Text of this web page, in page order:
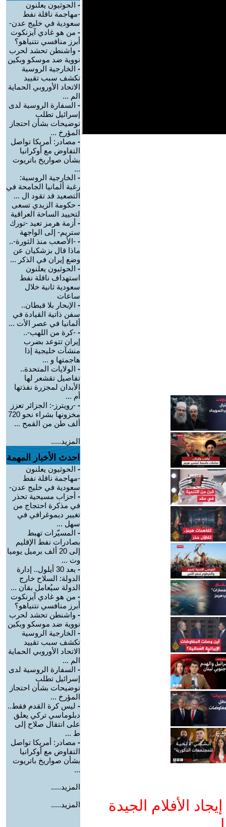
الأفلام الجيدة
- الحوثيون يعلنون
-مهاجمة ناقلة نفط
سعودية في خليج عدن-
- من هو غادي آيزنكوت
أبرز منافسي نتنياهو؟
- واشنطن تحشد لحرب
نووية ضد موسكو وبكين
- الخارجية الروسية
تكشف سبب تقييد
الاتحاد الأوروبي الحماية
الم ...
- السفارة الروسية لدى
إسرائيل تطلب
توضيحات بشأن احتجاز
المؤرخ ...
- مصادر: أمريكا تواصل
التفاوض مع أوكرانيا
بشأن صواريخ باتريوت
...
- الخارجية الروسية:
رغبة ألمانيا الجامحة في
التصعيد قد تقود ال ...
- حكومة الزيدي تسعى
لتحييد الساحة العراقية
- أزمة هرمز تعيد -تورك
ستريم- إلى الواجهة
- -الأصعب منذ الثورة-..
ماذا قال بزشكيان عن
وضع إيران في الذكر ...
- الحوثيون يعلنون
استهداف ناقلة نفط
سعودية ثانية خلال
ساعات
- الإبحار بلا قبطان..
سفن ذاتية القيادة في
ألمانيا في عصر الأت ...
- -كرة من اللهب-..
إيران تتوعد بضرب
منشآت خليجية إذا
هاجمتها و ...
- الولايات المتحدة..
تفاصيل تقشعر لها
الأبدان لمجزرة نفذتها
أم ...
- -رويترز-: الجزائر تعزز
مخزونها بشراء نحو 720
ألف طن من القمح ...
المزيد.....
احدث الأخبار المهمة
- الحوثيون يعلنون
-مهاجمة ناقلة نفط
سعودية في خليج عدن-
- أحزاب مسيحية تحذر
في مذكرة احتجاج من
تغيير ديموغرافي في
سهل ...
- المسيّرات تهبط
بصادرات نفط الإقليم
إلى 20 ألف برميل يوميا
وت ...
-
بعد 30 أيلول.. إدارة
الدولة: السلاح خارج
الدولة سيُعامل بقان ...
- من هو غادي آيزنكوت
أبرز منافسي نتنياهو؟
- واشنطن تحشد لحرب
نووية ضد موسكو وبكين
- الخارجية الروسية
تكشف سبب تقييد
الاتحاد الأوروبي الحماية
الم ...
- السفارة الروسية لدى
إسرائيل تطلب
توضيحات بشأن احتجاز
المؤرخ ...
- ليس كرة القدم فقط..
دبلوماسي تركي يعلق
على انتقال صلاح إلى
ط ...
- مصادر: أمريكا تواصل
التفاوض مع أوكرانيا
بشأن صواريخ باتريوت
...
المزيد.....
المزيد.....